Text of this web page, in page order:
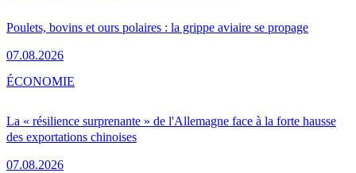
Poulets, bovins et ours polaires : la grippe aviaire se propage
07.08.2026
La « résilience surprenante » de l'Allemagne face à la forte hausse
des exportations chinoises
07.08.2026
ÉCONOMIE